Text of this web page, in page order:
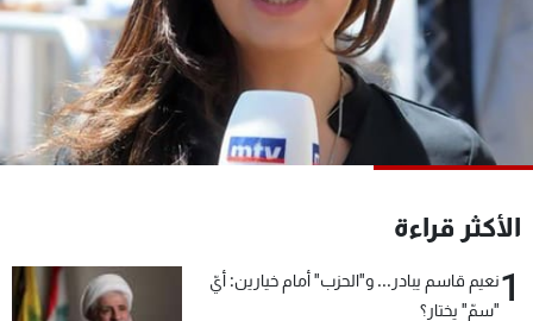
الأكثر قراءة
1نعيم قاسم يبادر... و"الحزب" أمام خيارين: أيّ
"سمّ" يختار؟
جدول البرامج
شاهد البرامج
الترددات
عن MTV
الإنـتـاج
شروط الإسـتخدام
سياسة الخصوصية